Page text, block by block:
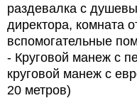
раздевалка с
директора, комната
вспомогательные
- Круговой манеж с
круговой манеж с
20 метров)